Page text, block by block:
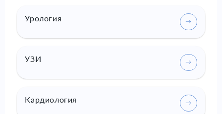
Урология
УЗИ
Кардиология